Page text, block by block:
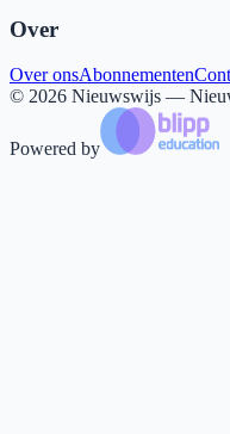
Over
Over onsAbonnementen
© 2026 Nieuwswijs —
Powered by